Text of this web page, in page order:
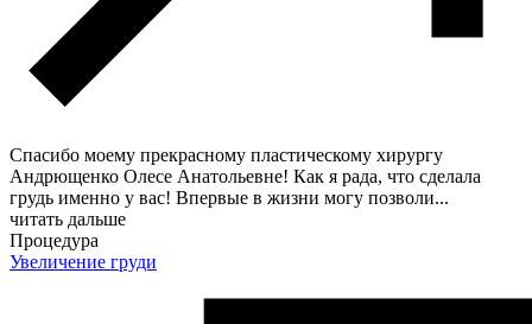
Спасибо моему прекрасному пластическому хирургу
Андрющенко Олесе Анатольевне! Как я рада, что сделала
грудь именно у вас! Впервые в жизни могу позволи...
читать дальше
Процедура
Увеличение груди